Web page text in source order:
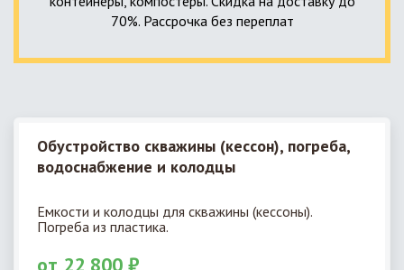
70%. Рассрочка без переплат
Обустройство скважины (кессон), погреба,
водоснабжение и колодцы
Емкости и колодцы для скважины (кессоны).
Погреба из пластика.
от 22 800 ₽